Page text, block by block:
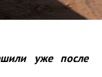
уже после